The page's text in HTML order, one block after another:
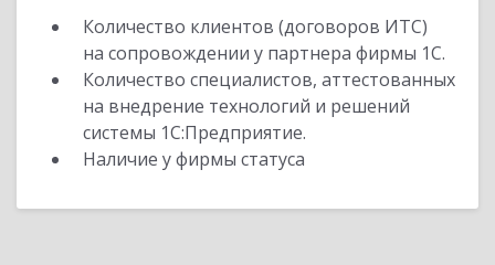
Количество клиентов (договоров ИТС)
на сопровождении у партнера фирмы 1С.
Количество специалистов, аттестованных
на внедрение технологий и решений
системы 1С:Предприятие.
Наличие у фирмы статуса